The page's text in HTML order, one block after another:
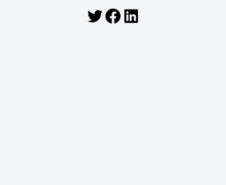
Twitter
Facebook
LinkedIn